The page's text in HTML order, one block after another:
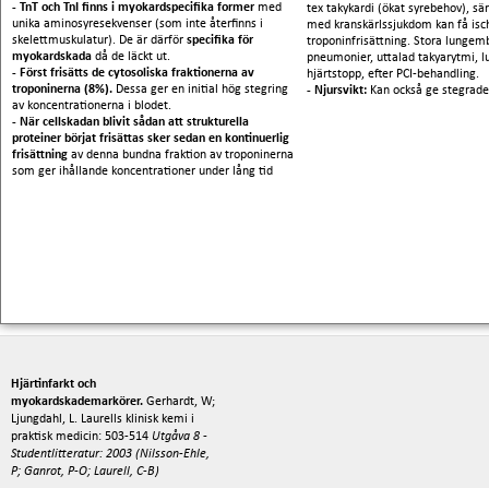
- TnT och TnI finns i myokardspecifika former med
unika aminosyresekvenser (som inte återfinns i
skelettmuskulatur). De är därför specifika för
myokardskada då de läckt ut.
- Först frisätts de cytosoliska fraktionerna av
troponinerna (8%). Dessa ger en initial hög stegring
av koncentrationerna i blodet.
- När cellskadan blivit sådan att strukturella
proteiner börjat frisättas sker sedan en kontinuerlig
frisättning av denna bundna fraktion av troponinerna
som ger ihållande koncentrationer under lång tid
tex takykardi (ökat syrebehov),
med kranskärlssjukdom kan få
troponinfrisättning. Stora
pneumonier, uttalad takyarytmi,
hjärtstopp, efter PCI-behandling.
- Njursvikt: Kan också ge
Hjärtinfarkt och
myokardskademarkörer. Gerhardt, W;
Ljungdahl, L. Laurells klinisk kemi i
praktisk medicin: 503-514 Utgåva 8 -
Studentlitteratur: 2003 (Nilsson-Ehle,
P; Ganrot, P-O; Laurell, C-B)